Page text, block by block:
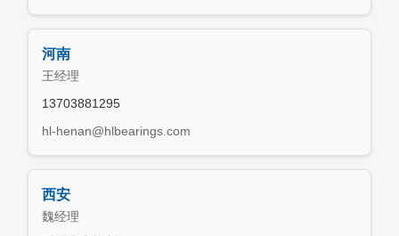
河南
王经理
13703881295
hl-henan@hlbearings.com
西安
魏经理